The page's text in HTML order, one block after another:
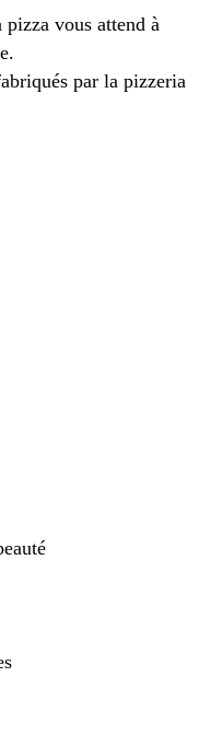
vous attend à
par la pizzeria